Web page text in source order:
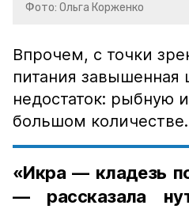
Фото: Ольга Корженко
Впрочем, с точки
питания завышенная
недостаток: рыбную
большом количестве.
«Икра — кладезь
— рассказала